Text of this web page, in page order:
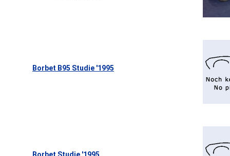
Borbet B95 Studie '1995